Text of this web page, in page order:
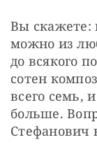
Вы скажете:
можно из
до всякого
сотен
всего семь,
больше.
Стефанович